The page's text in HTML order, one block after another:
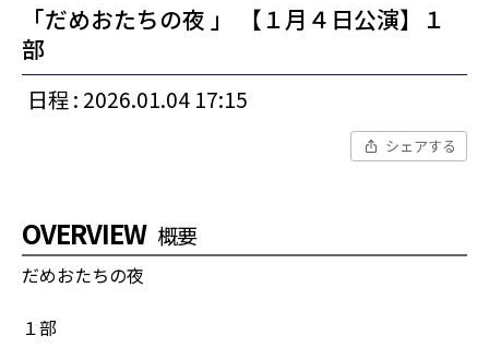
「だめおたちの夜 」 【１月４日公演】１
部
日程 : 2026.01.04 17:15
シェアする
OVERVIEW 概要
だめおたちの夜
１部